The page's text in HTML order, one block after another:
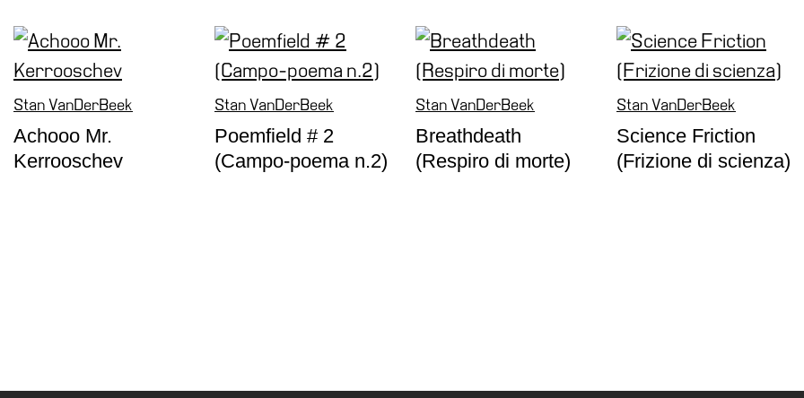
Stan VanDerBeek
Achooo Mr.
Kerrooschev
Stan VanDerBeek
Poemfield # 2
(Campo-poema n.2)
Stan VanDerBeek
Breathdeath
(Respiro di morte)
Stan VanDerBeek
Science Friction
(Frizione di scienza)